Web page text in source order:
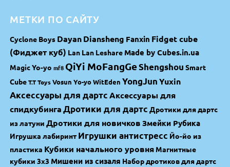
МЕТКИ ПО САЙТУ
Cyclone Boys DayanDiansheng Fanxin Fidget cube
(Фиджет куб) Lan Lan Leshare Made by Cubes.in.ua
Magic Yo-yo mf8 QiYi MoFangGeShengshou Smart
Cube T.T Toys Vosun Yo-yoWitEden YongJun Yuxin
Аксессуары для дартс Аксессуары для
спидкубинга Дротики для дартс Дротики для дартс
из латуни Дротики для новичков Змейки Рубика
Игрушка лабиринт Игрушки антистресс Йо-йо из
пластика Кубики начального уровня Магнитные
кубики 3х3 Мишени из сизаля Набор дротиков для дартс